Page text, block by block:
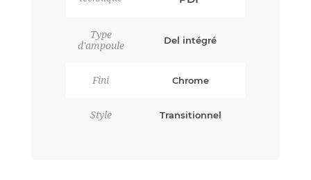
Type
d'ampoule
Del intégré
Fini Chrome
Style Transitionnel